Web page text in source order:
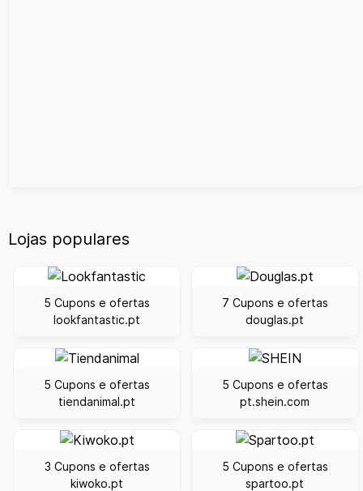
Lojas populares
5 Cupons e ofertas
lookfantastic.pt
7 Cupons e ofertas
douglas.pt
5 Cupons e ofertas
tiendanimal.pt
5 Cupons e ofertas
pt.shein.com
3 Cupons e ofertas
kiwoko.pt
5 Cupons e ofertas
spartoo.pt